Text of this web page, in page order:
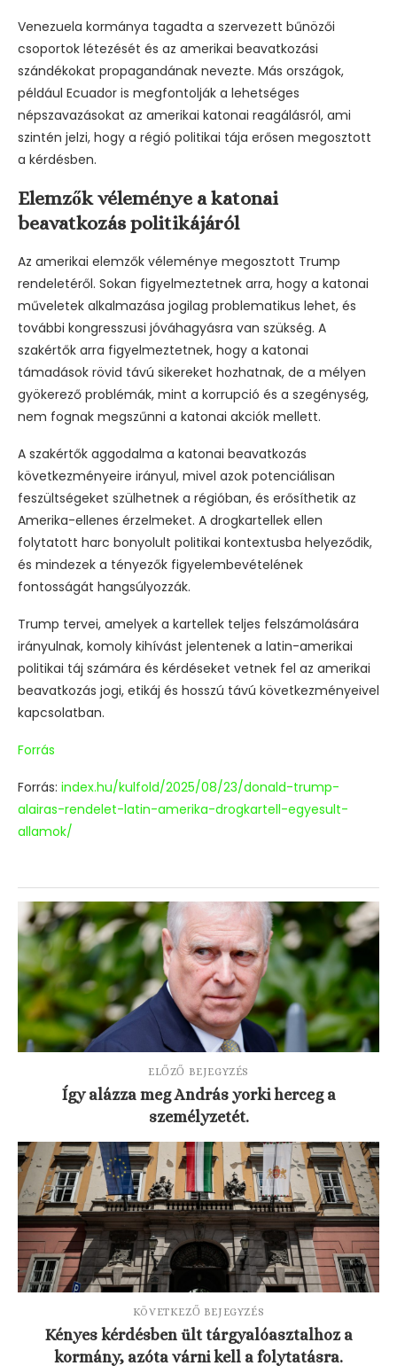
Venezuela kormánya tagadta a szervezett bűnözői
csoportok létezését és az amerikai beavatkozási
szándékokat propagandának nevezte. Más országok,
például Ecuador is megfontolják a lehetséges
népszavazásokat az amerikai katonai reagálásról, ami
szintén jelzi, hogy a régió politikai tája erősen megosztott
a kérdésben.
Elemzők véleménye a katonai
beavatkozás politikájáról
Az amerikai elemzők véleménye megosztott Trump
rendeletéről. Sokan figyelmeztetnek arra, hogy a katonai
műveletek alkalmazása jogilag problematikus lehet, és
további kongresszusi jóváhagyásra van szükség. A
szakértők arra figyelmeztetnek, hogy a katonai
támadások rövid távú sikereket hozhatnak, de a mélyen
gyökerező problémák, mint a korrupció és a szegénység,
nem fognak megszűnni a katonai akciók mellett.
A szakértők aggodalma a katonai beavatkozás
következményeire irányul, mivel azok potenciálisan
feszültségeket szülhetnek a régióban, és erősíthetik az
Amerika-ellenes érzelmeket. A drogkartellek ellen
folytatott harc bonyolult politikai kontextusba helyeződik,
és mindezek a tényezők figyelembevételének
fontosságát hangsúlyozzák.
Trump tervei, amelyek a kartellek teljes felszámolására
irányulnak, komoly kihívást jelentenek a latin-amerikai
politikai táj számára és kérdéseket vetnek fel az amerikai
beavatkozás jogi, etikáj és hosszú távú következményeivel
kapcsolatban.
Forrás
Forrás: index.hu/kulfold/2025/08/23/donald-trump-
alairas-rendelet-latin-amerika-drogkartell-egyesult-
allamok/
ELŐZŐ BEJEGYZÉS
Így alázza meg András yorki herceg a
személyzetét.
KÖVETKEZŐ BEJEGYZÉS
Kényes kérdésben ült tárgyalóasztalhoz a
kormány, azóta várni kell a folytatásra.